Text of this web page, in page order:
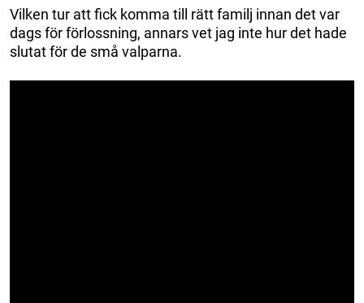
Vilken tur att fick komma till rätt familj innan det var
dags för förlossning, annars vet jag inte hur det hade
slutat för de små valparna.